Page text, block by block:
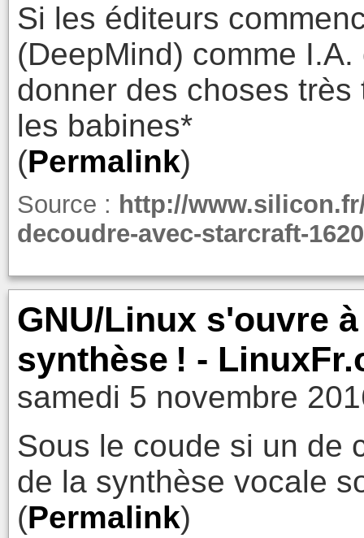
Si les éditeurs
(DeepMind) comme
donner des choses
les babines*
(Permalink)
Source : http://
decoudre-avec-starcraft-
GNU/Linux s'ouvre
synthèse ! -
samedi 5 novembre
Sous le coude si un de
de la synthèse vocale
(Permalink)